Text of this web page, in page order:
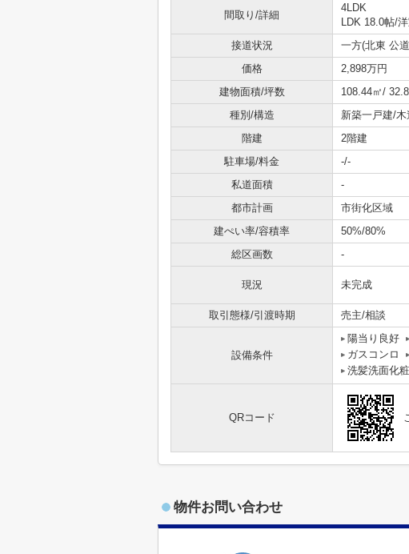
間取り/詳細
4LDK
LDK 18.0帖/
接道状況
一方(北東 公
価格
2,898万円
建物面積/坪数
108.44㎡/
種別/構造
新築一戸建/木
階建
2階建
駐車場/料金
-/-
私道面積
-
都市計画
市街化区域
建ぺい率/容積率
50%/80%
総区画数
-
現況 未完成
取引態様/引渡時期
売主/相談
設備条件
陽当り良好
ガスコンロ
洗髪洗面化
QRコード
物件お問い合わせ